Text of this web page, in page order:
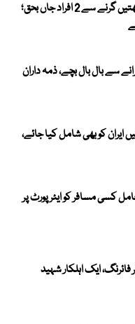
بارشوں کی تباہی؛ قصور میں چھتیں گرنے سے 2 افراد جاں بحق؛
2 طیارے ٹکرانے سے بال بال بچے، ذمہ داران
کو بھی شامل کیا جائے،
کسی مسافر کو ایئرپورٹ پر
ایک اہلکار شہید